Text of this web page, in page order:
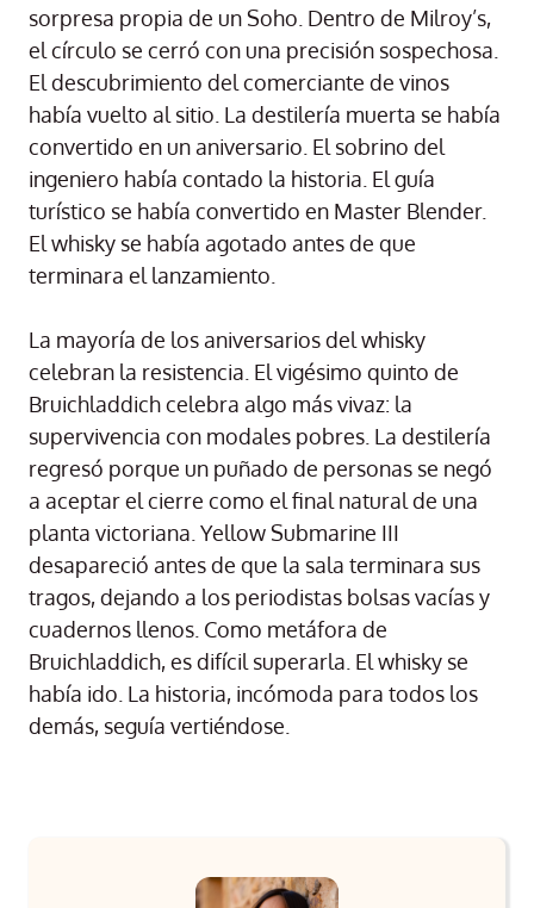
sorpresa propia de un Soho. Dentro de Milroy’s,
el círculo se cerró con una precisión sospechosa.
El descubrimiento del comerciante de vinos
había vuelto al sitio. La destilería muerta se había
convertido en un aniversario. El sobrino del
ingeniero había contado la historia. El guía
turístico se había convertido en Master Blender.
El whisky se había agotado antes de que
terminara el lanzamiento.
La mayoría de los aniversarios del whisky
celebran la resistencia. El vigésimo quinto de
Bruichladdich celebra algo más vivaz: la
supervivencia con modales pobres. La destilería
regresó porque un puñado de personas se negó
a aceptar el cierre como el final natural de una
planta victoriana. Yellow Submarine III
desapareció antes de que la sala terminara sus
tragos, dejando a los periodistas bolsas vacías y
cuadernos llenos. Como metáfora de
Bruichladdich, es difícil superarla. El whisky se
había ido. La historia, incómoda para todos los
demás, seguía vertiéndose.